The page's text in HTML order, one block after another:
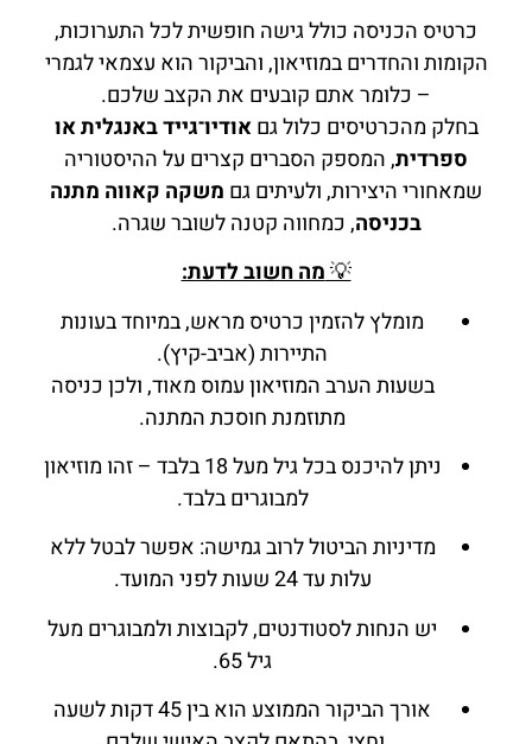
כרטיס הכניסה כולל גישה חופשית לכל התערוכות,
הקומות והחדרים במוזיאון, והביקור הוא עצמאי לגמרי
– כלומר אתם קובעים את הקצב שלכם.
בחלק מהכרטיסים כלול גםאודיו־גייד באנגלית או
ספרדית, המספק הסברים קצרים על ההיסטוריה
שמאחורי היצירות, ולעיתים גם משקה קאווה מתנה
בכניסה, כמחווה קטנה לשובר שגרה.
💡מה חשוב לדעת:
מומלץ להזמין כרטיס מראש, במיוחד בעונות
התיירות (אביב-קיץ).
בשעות הערב המוזיאון עמוס מאוד, ולכן כניסה
מתוזמנת חוסכת המתנה.
ניתן להיכנס בכל גיל מעל 18 בלבד – זהו מוזיאון
למבוגרים בלבד.
מדיניות הביטול לרוב גמישה: אפשר לבטל ללא
עלות עד 24 שעות לפני המועד.
יש הנחות לסטודנטים, לקבוצות ולמבוגרים מעל
גיל 65.
אורך הביקור הממוצע הוא בין 45 דקות לשעה